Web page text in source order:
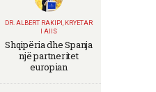
DR. ALBERT RAKIPI, KRYETAR
I AIIS
Shqipëria dhe Spanja
një partneritet
europian